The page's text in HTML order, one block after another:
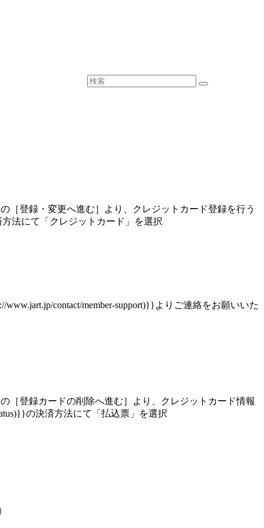
［登録・変更へ進む］より、クレジットカード登録を行う
方法にて「クレジットカード」を選択
contact/member-support)}}よりご連絡をお願いいた
［登録カードの削除へ進む］より、クレジットカード情報
の決済方法にて「払込票」を選択